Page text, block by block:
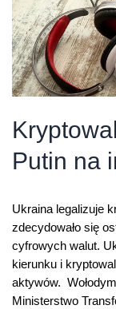
Putin na
Ukraina legalizuje
zdecydowało się
cyfrowych walut.
kierunku i
aktywów.
Ministerstwo